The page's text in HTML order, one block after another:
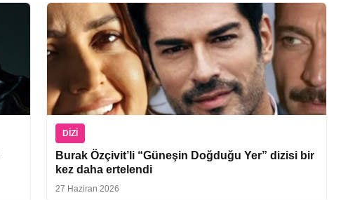
DIZI
Burak Özçivit’li “Güneşin Doğduğu Yer” dizisi bir
kez daha ertelendi
27 Haziran 2026